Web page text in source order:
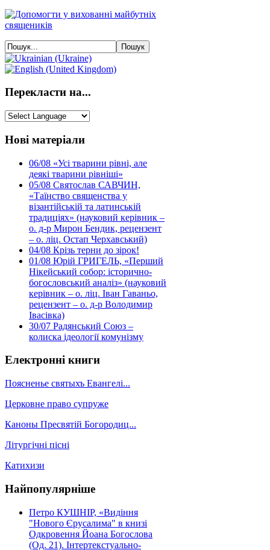
Перекласти на...
Нові матеріали
06/08 «Усі тварини рівні, але
деякі тварини рівніші»
05/08 Святослав САВЧИН,
«Таїнство священства у
візантійській та латинській
традиціях» (науковий керівник –
о. д-р Мирон Бендик, рецензент
– о. ліц. Остап Черхавський)
04/08 Крізь терни до зірок!
01/08 Юрій ГРИГЕЛЬ, «Перший
Нікейський собор: історично-
богословський аналіз» (науковий
керівник – о. ліц. Іван Гаваньо,
рецензент – о. д-р Володимир
Івасівка)
30/07 Радянський Союз –
колиска ідеології комунізму
Електронні книги
Поясненье святыхъ Евангелі...
Церковне право супруже
Каноны Пресвятій Богородиц...
Літургічні пісні
Катихизи
Найпопулярніше
Петро КУШНІР, «Видіння
"Нового Єрусалима" в книзі
Одкровення Йоана Богослова
(Од. 21). Інтертекстуально-